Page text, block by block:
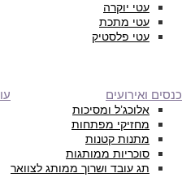
עטי יוקרה
עטי מתכת
עטי פלסטיק
כנסים ואירועים
אלוכג’ל ומסיכות
מחזיקי מפתחות
מתנות קטנות
סוכריות ממותגות
תג עובד ושרוך ממותג לצוואר